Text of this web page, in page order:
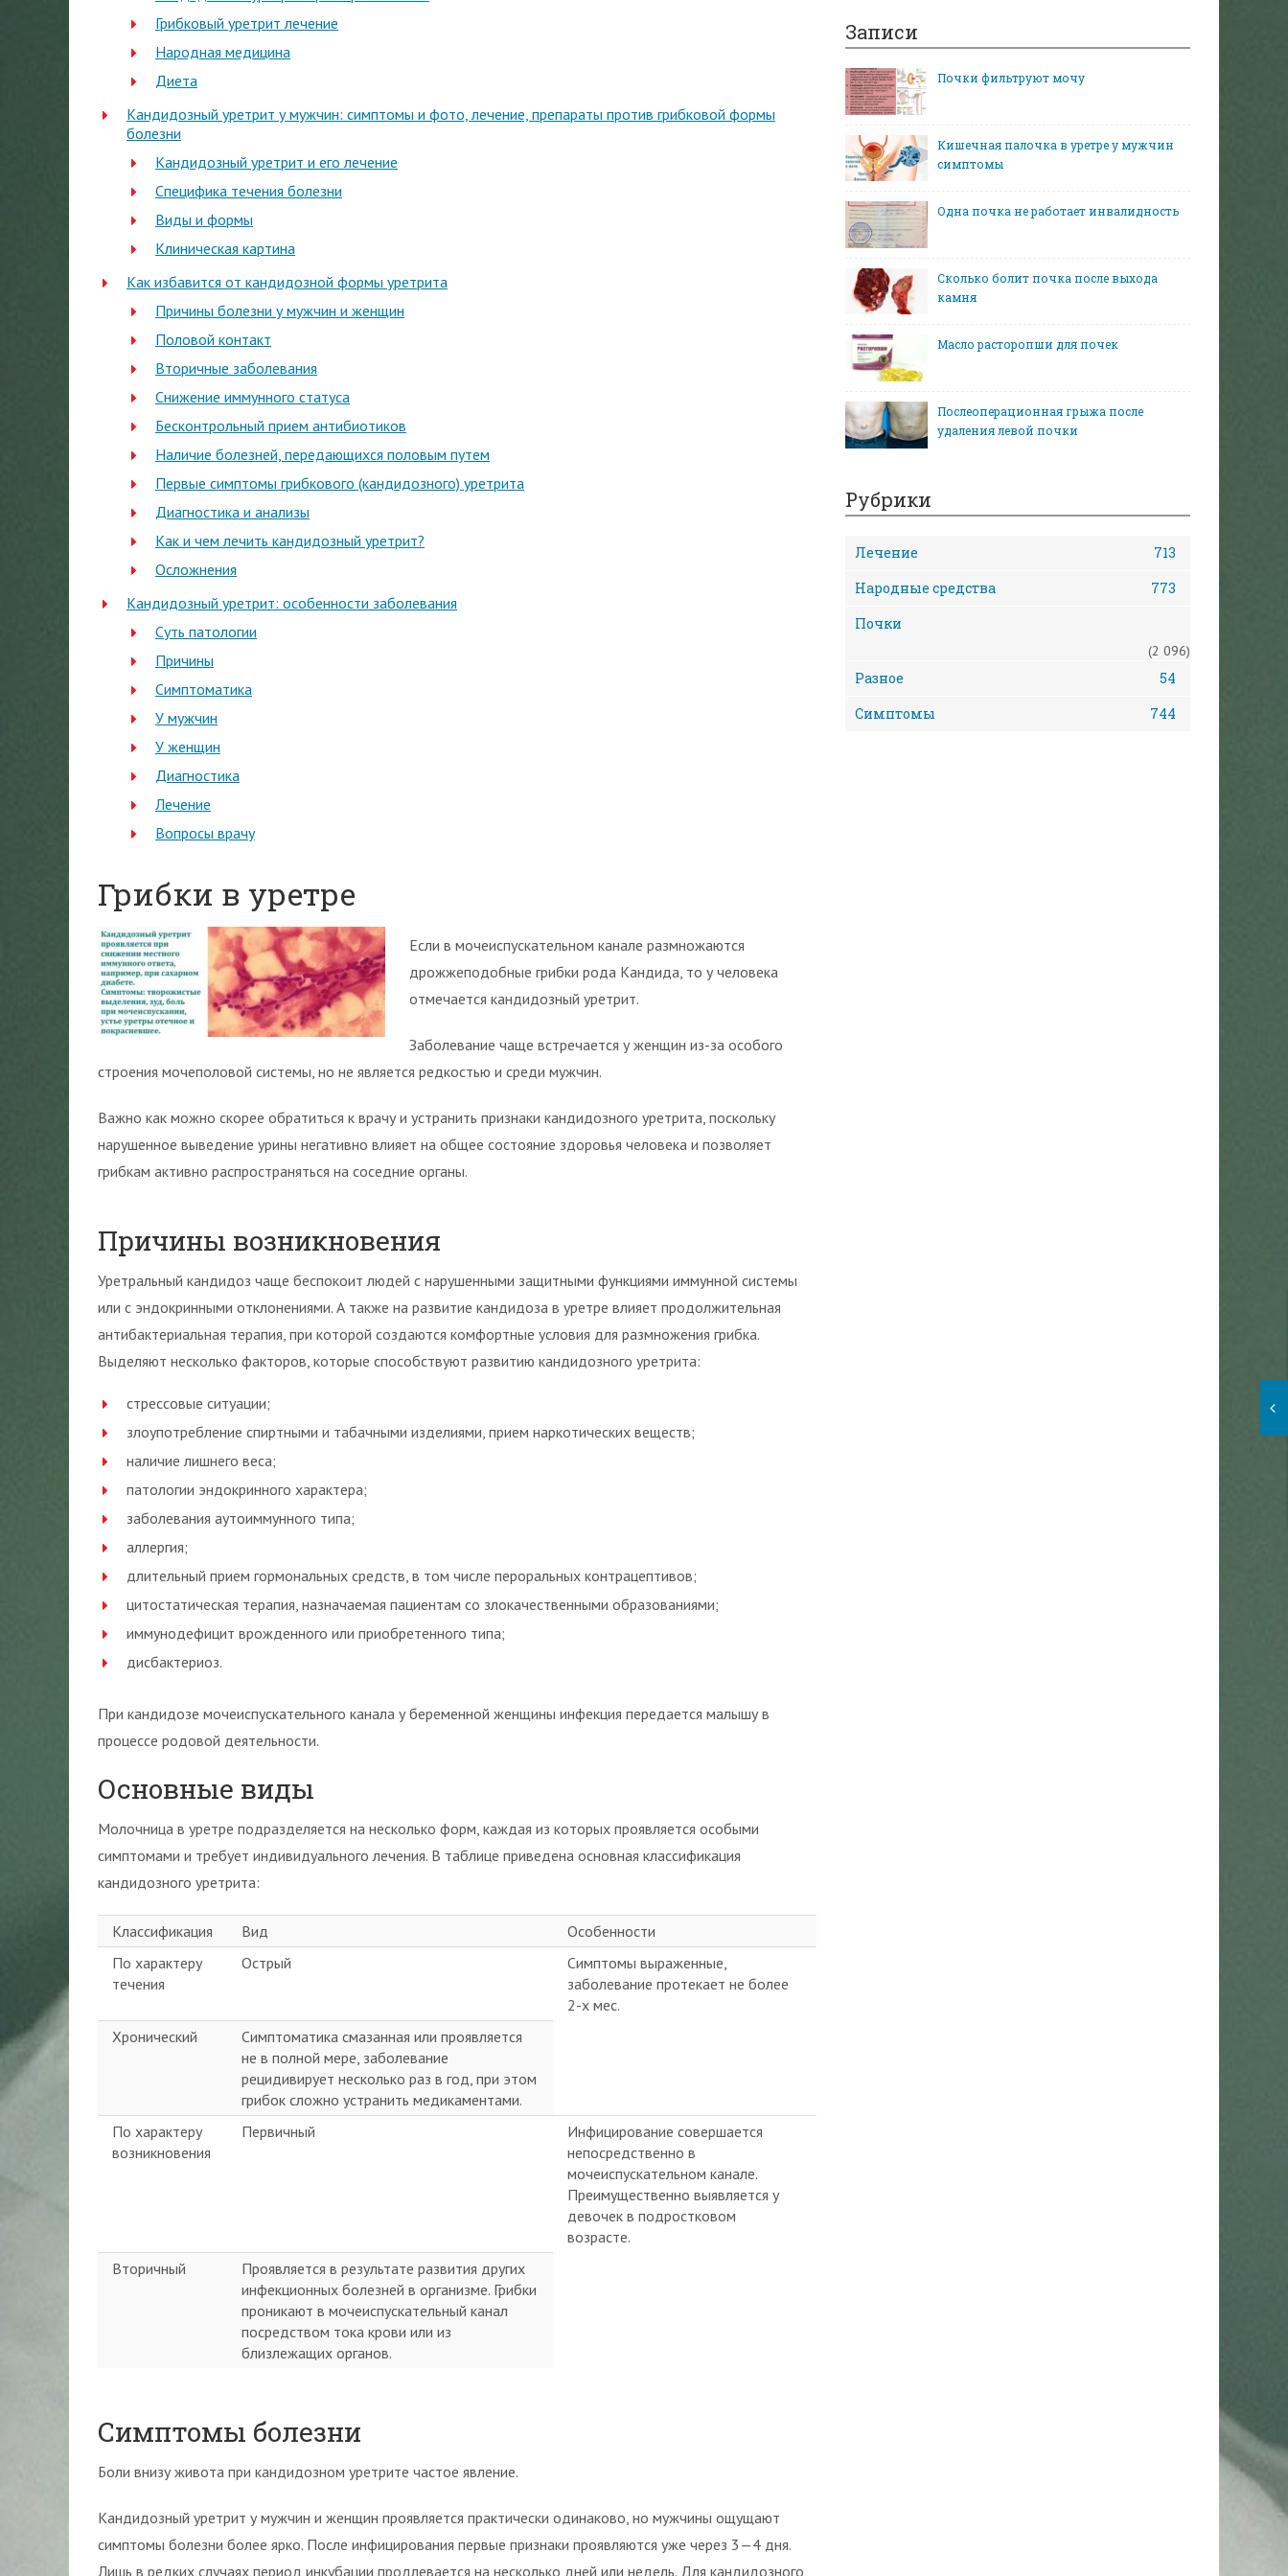
Грибковый уретрит лечение
Народная медицина
Диета
Кандидозный уретрит у мужчин: симптомы и фото, лечение, препараты против грибковой формы
болезни
Кандидозный уретрит и его лечение
Специфика течения болезни
Виды и формы
Клиническая картина
Как избавится от кандидозной формы уретрита
Причины болезни у мужчин и женщин
Половой контакт
Вторичные заболевания
Снижение иммунного статуса
Бесконтрольный прием антибиотиков
Наличие болезней, передающихся половым путем
Первые симптомы грибкового (кандидозного) уретрита
Диагностика и анализы
Как и чем лечить кандидозный уретрит?
Осложнения
Кандидозный уретрит: особенности заболевания
Суть патологии
Причины
Симптоматика
У мужчин
У женщин
Диагностика
Лечение
Вопросы врачу
Грибки в уретре
Если в мочеиспускательном канале размножаются
дрожжеподобные грибки рода Кандида, то у человека
отмечается кандидозный уретрит.
Заболевание чаще встречается у женщин из-за особого
строения мочеполовой системы, но не является редкостью и среди мужчин.
Важно как можно скорее обратиться к врачу и устранить признаки кандидозного уретрита, поскольку
нарушенное выведение урины негативно влияет на общее состояние здоровья человека и позволяет
грибкам активно распространяться на соседние органы.
Причины возникновения
Уретральный кандидоз чаще беспокоит людей с нарушенными защитными функциями иммунной системы
или с эндокринными отклонениями. А также на развитие кандидоза в уретре влияет продолжительная
антибактериальная терапия, при которой создаются комфортные условия для размножения грибка.
Выделяют несколько факторов, которые способствуют развитию кандидозного уретрита:
стрессовые ситуации;
злоупотребление спиртными и табачными изделиями, прием наркотических веществ;
наличие лишнего веса;
патологии эндокринного характера;
заболевания аутоиммунного типа;
аллергия;
длительный прием гормональных средств, в том числе пероральных контрацептивов;
цитостатическая терапия, назначаемая пациентам со злокачественными образованиями;
иммунодефицит врожденного или приобретенного типа;
дисбактериоз.
При кандидозе мочеиспускательного канала у беременной женщины инфекция передается малышу в
процессе родовой деятельности.
Основные виды
Молочница в уретре подразделяется на несколько форм, каждая из которых проявляется особыми
симптомами и требует индивидуального лечения. В таблице приведена основная классификация
кандидозного уретрита:
Классификация Вид
Особенности
По характеру
течения
Острый
Симптомы выраженные,
заболевание протекает не более
2-х мес.
Хронический
Симптоматика смазанная или проявляется
не в полной мере, заболевание
рецидивирует несколько раз в год, при этом
грибок сложно устранить медикаментами.
По характеру
возникновения
Первичный
Инфицирование совершается
непосредственно в
мочеиспускательном канале.
Преимущественно выявляется у
девочек в подростковом
возрасте.
Вторичный
Проявляется в результате развития других
инфекционных болезней в организме. Грибки
проникают в мочеиспускательный канал
посредством тока крови или из
близлежащих органов.
Симптомы болезни
Боли внизу живота при кандидозном уретрите частое явление.
Кандидозный уретрит у мужчин и женщин проявляется практически одинаково, но мужчины ощущают
симптомы болезни более ярко. После инфицирования первые признаки проявляются уже через 3—4 дня.
Лишь в редких случаях период инкубации продлевается на несколько дней или недель. Для кандидозного
Записи
Почки фильтруют мочу
Кишечная палочка в уретре у мужчин
симптомы
Одна почка не работает инвалидность
Сколько болит почка после выхода
камня
Масло расторопши для почек
Послеоперационная грыжа после
удаления левой почки
Рубрики
Лечение
713
Народные средства
773
Почки
(2 096)
Разное
54
Симптомы
744